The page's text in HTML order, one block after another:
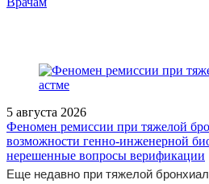
5 августа 2026
Феномен ремиссии при тяжелой
возможности генно-инженерной
нерешенные вопросы верификации
Еще недавно при тяжелой